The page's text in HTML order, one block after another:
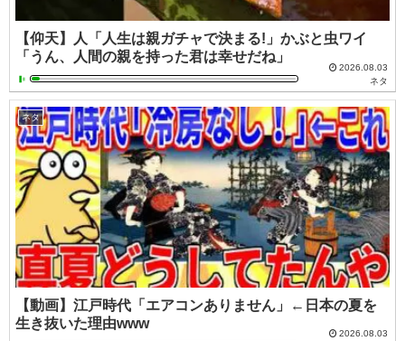
【仰天】人「人生は親ガチャで決まる!」かぶと虫ワイ
「うん、人間の親を持った君は幸せだね」
2026.08.03
ネタ
ネタ
【動画】江戸時代「エアコンありません」←日本の夏を
生き抜いた理由www
2026.08.03